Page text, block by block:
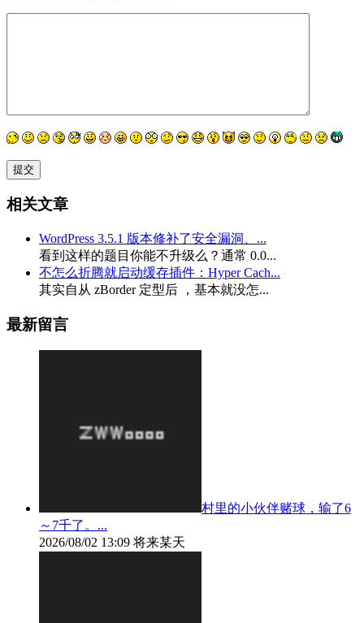
相关文章
WordPress 3.5.1 版本修补了安全漏洞、...
看到这样的题目你能不升级么？通常 0.0...
不怎么折腾就启动缓存插件：Hyper Cach...
其实自从 zBorder 定型后 ，基本就没怎...
最新留言
村里的小伙伴赌球，输了6
～7千了。...
2026/08/02 13:09 将来某天